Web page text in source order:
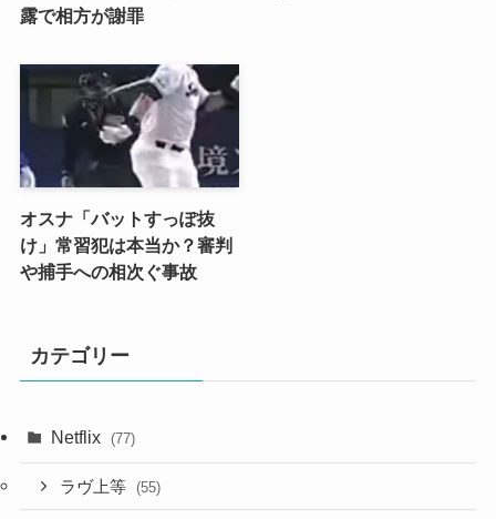
露で相方が謝罪
オスナ「バットすっぽ抜
け」常習犯は本当か？審判
や捕手への相次ぐ事故
カテゴリー
Netflix (77)
ラヴ上等 (55)